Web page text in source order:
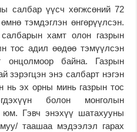
салбар үүсч хөгжсөний 72
тэмдэглэн өнгөрүүлсэн.
хамт олон газрын
тос адил өөдөө тэмүүлсэн
онцолмоор байна. Газрын
зэрэгцэн энэ салбарт нэгэн
нь эх орны минь газрын тос
болон монголын
юм. Гэвч энэхүү шатахууны
таашаа мэдээлэл гарах